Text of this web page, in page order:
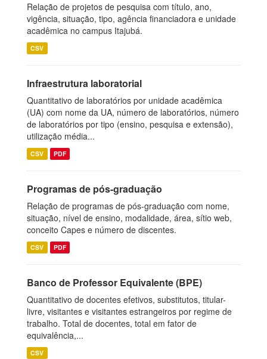
Relação de projetos de pesquisa com título, ano,
vigência, situação, tipo, agência financiadora e unidade
acadêmica no campus Itajubá.
CSV
Infraestrutura laboratorial
Quantitativo de laboratórios por unidade acadêmica
(UA) com nome da UA, número de laboratórios, número
de laboratórios por tipo (ensino, pesquisa e extensão),
utilização média...
CSV PDF
Programas de pós-graduação
Relação de programas de pós-graduação com nome,
situação, nível de ensino, modalidade, área, sítio web,
conceito Capes e número de discentes.
CSV PDF
Banco de Professor Equivalente (BPE)
Quantitativo de docentes efetivos, substitutos, titular-
livre, visitantes e visitantes estrangeiros por regime de
trabalho. Total de docentes, total em fator de
equivalência,...
CSV